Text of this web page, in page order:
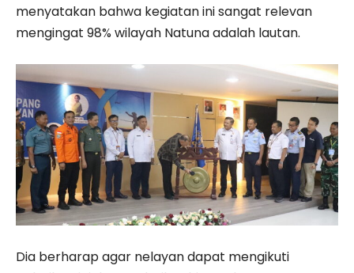
menyatakan bahwa kegiatan ini sangat relevan
mengingat 98% wilayah Natuna adalah lautan.
Dia berharap agar nelayan dapat mengikuti